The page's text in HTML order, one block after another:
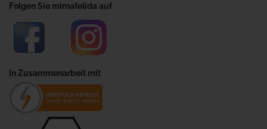
Folgen Sie mimafelida auf
In Zusammenarbeit mit